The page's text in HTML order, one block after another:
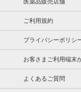
止させていただきます。
【配送伝票番号について
配送伝票番号がマイ
めご了承ください。
ご利用規約
プライバシーポリシ
お客さまご利用端末
よくあるご質問